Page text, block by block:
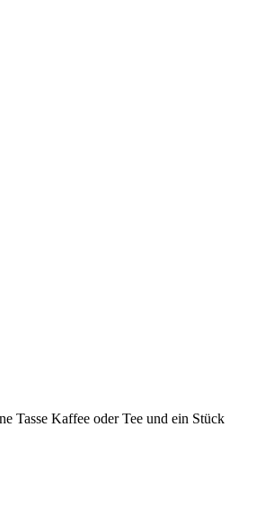
Tasse Kaffee oder Tee und ein Stück